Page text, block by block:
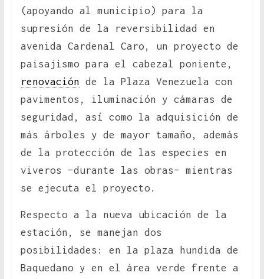
(apoyando al municipio) para la
supresión de la reversibilidad en
avenida Cardenal Caro, un proyecto de
paisajismo para el cabezal poniente,
renovación de la Plaza Venezuela con
pavimentos, iluminación y cámaras de
seguridad, así como la adquisición de
más árboles y de mayor tamaño, además
de la protección de las especies en
viveros –durante las obras– mientras
se ejecuta el proyecto.
Respecto a la nueva ubicación de la
estación, se manejan dos
posibilidades: en la plaza hundida de
Baquedano y en el área verde frente a